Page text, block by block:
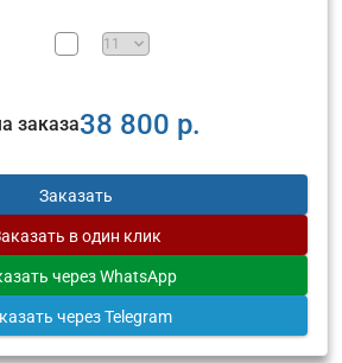
заказа38 800 р.
Заказать
в один клик
через WhatsApp
через Telegram